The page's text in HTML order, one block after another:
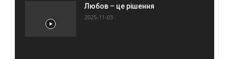
Любов – це рішення
2025-11-03